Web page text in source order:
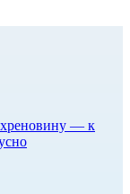
хреновину — к